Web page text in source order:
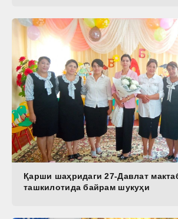
Қарши шаҳридаги 27-Давлат
ташкилотида байрам шукуҳи